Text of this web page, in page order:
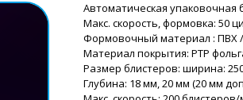
Автоматическая упаковочная
Макс. скорость, формовка: 50
Формовочный материал : ПВХ
Материал покрытия: PTP
Размер блистеров: ширина:
Глубина: 18 мм, 20 мм (20 мм
Алексей
Машину для мягкой
запланировали